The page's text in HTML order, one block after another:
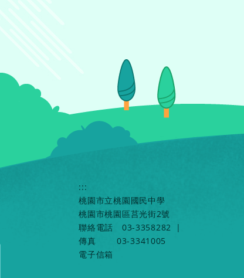
:::
桃園市立桃園國民中學
桃園市桃園區莒光街2號
聯絡電話
03-3358282
|
傳真
03-3341005
電子信箱